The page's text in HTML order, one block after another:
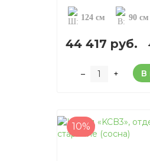
124 см 90 см
44 417 руб.
– + В
10%